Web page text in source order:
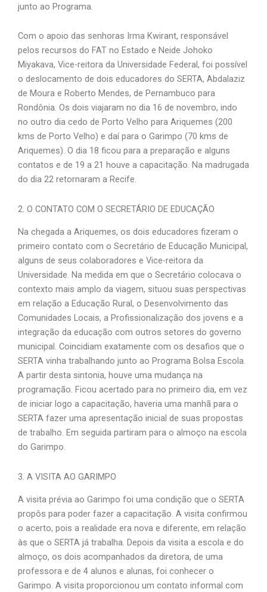
junto ao Programa.
Com o apoio das senhoras Irma Kwirant, responsável
pelos recursos do FAT no Estado e Neide Johoko
Miyakava, Vice-reitora da Universidade Federal, foi possível
o deslocamento de dois educadores do SERTA, Abdalaziz
de Moura e Roberto Mendes, de Pernambuco para
Rondônia. Os dois viajaram no dia 16 de novembro, indo
no outro dia cedo de Porto Velho para Ariquemes (200
kms de Porto Velho) e daí para o Garimpo (70 kms de
Ariquemes). O dia 18 ficou para a preparação e alguns
contatos e de 19 a 21 houve a capacitação. Na madrugada
do dia 22 retornaram a Recife.
2. O CONTATO COM O SECRETÁRIO DE EDUCAÇÃO
Na chegada a Ariquemes, os dois educadores fizeram o
primeiro contato com o Secretário de Educação Municipal,
alguns de seus colaboradores e Vice-reitora da
Universidade. Na medida em que o Secretário colocava o
contexto mais amplo da viagem, situou suas perspectivas
em relação a Educação Rural, o Desenvolvimento das
Comunidades Locais, a Profissionalização dos jovens e a
integração da educação com outros setores do governo
municipal. Coincidiam exatamente com os desafios que o
SERTA vinha trabalhando junto ao Programa Bolsa Escola.
A partir desta sintonia, houve uma mudança na
programação. Ficou acertado para no primeiro dia, em vez
de iniciar logo a capacitação, haveria uma manhã para o
SERTA fazer uma apresentação inicial de suas propostas
de trabalho. Em seguida partiram para o almoço na escola
do Garimpo.
3. A VISITA AO GARIMPO
A visita prévia ao Garimpo foi uma condição que o SERTA
propôs para poder fazer a capacitação. A visita confirmou
o acerto, pois a realidade era nova e diferente, em relação
às que o SERTA já trabalha. Depois da visita a escola e do
almoço, os dois acompanhados da diretora, de uma
professora e de 4 alunos e alunas, foi conhecer o
Garimpo. A visita proporcionou um contato informal com